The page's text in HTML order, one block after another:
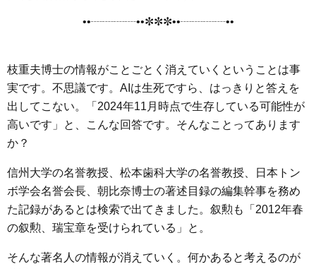
k
n
e
r
••┈┈┈┈••✼✼✼••┈┈┈┈••
枝重夫博士の情報がことごとく消えていくということは事
実です。不思議です。AIは生死ですら、はっきりと答えを
出してこない。「2024年11月時点で生存している可能性が
高いです」と、こんな回答です。そんなことってあります
か？
信州大学の名誉教授、松本歯科大学の名誉教授、日本トン
ボ学会名誉会長、朝比奈博士の著述目録の編集幹事を務め
た記録があるとは検索で出てきました。叙勲も「2012年春
の叙勲、瑞宝章を受けられている」と。
そんな著名人の情報が消えていく。何かあると考えるのが